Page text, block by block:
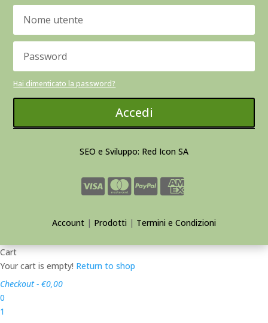
Hai dimenticato la password?
Accedi
SEO e Sviluppo: Red Icon SA
Account | Prodotti | Termini e Condizioni
Cart
Your cart is empty! Return to shop
Checkout - €0,00
0
1